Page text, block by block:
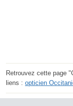
Retrouvez cette page
liens : opticien